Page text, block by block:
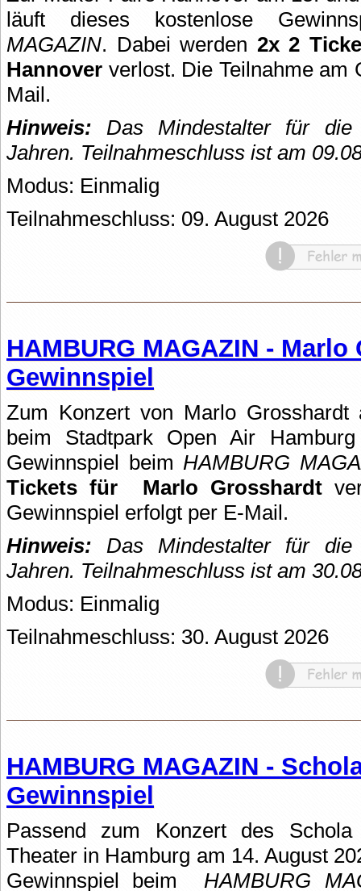
läuft dieses kostenlose
MAGAZIN. Dabei werden 2x 2
Hannover verlost. Die Teilnahme am
Mail.
Hinweis: Das Mindestalter für
Jahren. Teilnahmeschluss ist am
Modus: Einmalig
Teilnahmeschluss: 09. August 2026
HAMBURG MAGAZIN -
Gewinnspiel
Zum Konzert von Marlo Grosshardt
beim Stadtpark Open Air
Gewinnspiel beimHAMBURG
Tickets für
Marlo Grosshardt
Gewinnspiel erfolgt per E-Mail.
Hinweis: Das Mindestalter für
Jahren. Teilnahmeschluss ist am
Modus: Einmalig
Teilnahmeschluss: 30. August 2026
HAMBURG MAGAZIN -
Gewinnspiel
Passend zum Konzert des
Theater in Hamburg am 14. August
Gewinnspiel beimHAMBURG